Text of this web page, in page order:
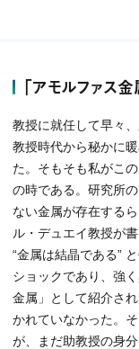
「アモルファス
教授に就任して早々
教授時代から秘かに
た。そもそも私がこ
の時である。研究所
ない金属が存在する
ル・デュエイ教授が
“金属は結晶である”
ショックであり、強
金属」として紹介さ
かれていなかった。
が、まだ助教授の身